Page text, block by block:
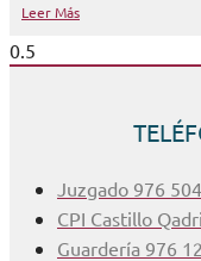
Leer Más
Juzgado 976
CPI Castillo
Guardería 976